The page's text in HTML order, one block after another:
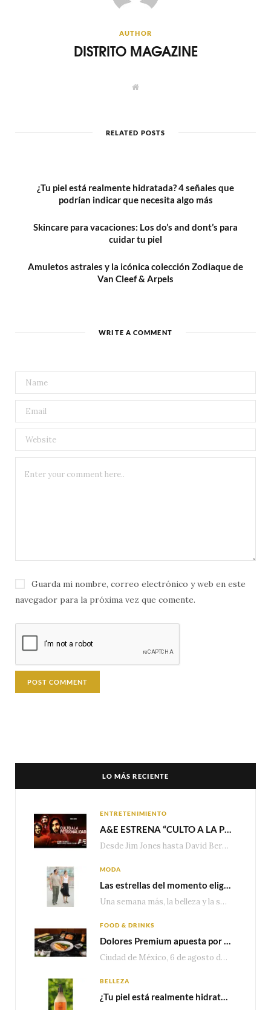
AUTHOR
DISTRITO MAGAZINE
W
e
RELATED POSTS
¿Tu piel está realmente hidratada? 4 señales que
podrían indicar que necesita algo más
Skincare para vacaciones: Los do’s and dont’s para
cuidar tu piel
Amuletos astrales y la icónica colección Zodiaque de
Van Cleef & Arpels
WRITE A COMMENT
Guarda mi nombre, correo electrónico y web en este
navegador para la próxima vez que comente.
LO MÁS RECIENTE
ENTRETENIMIENTO
A&E ESTRENA “CULTO A LA PERSONALIDAD”,LA SERIE SOBRE LOS LÍDERES DE SECTA MÁS SINIESTROS DE LA HISTORIA
Desde Jim Jones hasta David Berg, la producción recorre en seis episodios cómo el carisma,…
MODA
Las estrellas del momento eligen Valentino
Una semana más, la belleza y la sofisticación de Valentino vuelven a tomar el escenario internacional. Desde…
FOOD & DRINKS
Dolores Premium apuesta por el salmón para seguir creciendo en categorías estratégicas
Ciudad de México, 6 de agosto de 2026.— Con una producción de 2.17 millones de…
BELLEZA
¿Tu piel está realmente hidratada? 4 señales que podrían indicar que necesita algo más